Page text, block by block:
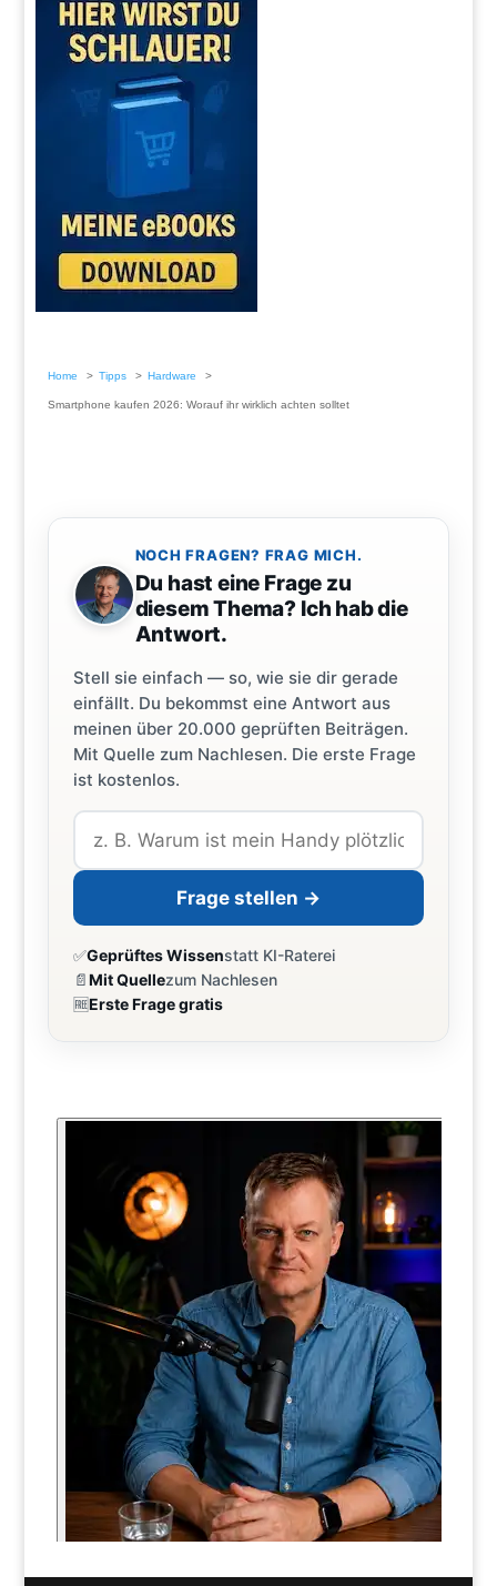
Home Tipps Hardware
Smartphone kaufen 2026: Worauf ihr wirklich achten solltet
NOCH FRAGEN? FRAG MICH.
Du hast eine Frage zu
diesem Thema? Ich hab die
Antwort.
Stell sie einfach — so, wie sie dir gerade
einfällt. Du bekommst eine Antwort aus
meinen über 20.000 geprüften Beiträgen.
Mit Quelle zum Nachlesen. Die erste Frage
ist kostenlos.
Frage stellen →
✅Geprüftes Wissenstatt KI-Raterei
📄Mit Quellezum Nachlesen
🆓Erste Frage gratis